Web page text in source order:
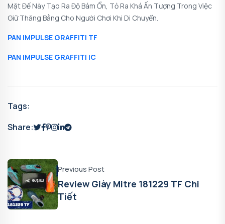
Mặt Đế Này Tạo Ra Độ Bám Ổn, Tỏ Ra Khá Ấn Tượng Trong Việc
Giữ Thăng Bằng Cho Người Chơi Khi Di Chuyển.
PAN IMPULSE GRAFFITI TF
PAN IMPULSE GRAFFITI IC
Tags:
Share:
Previous Post
Review Giày Mitre 181229 TF Chi
Tiết